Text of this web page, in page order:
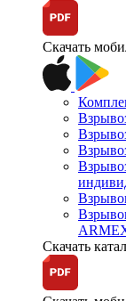
Скачать
Скачать